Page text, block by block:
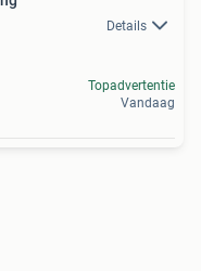
Details
Topadvertentie
Vandaag